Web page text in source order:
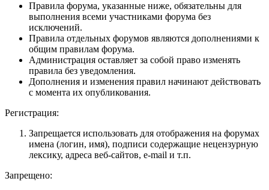
Правила форума, указанные ниже, обязательны для
выполнения всеми участниками форума без
исключений.
Правила отдельных форумов являются дополнениями к
общим правилам форума.
Администрация оставляет за собой право изменять
правила без уведомления.
Дополнения и изменения правил начинают действовать
с момента их опубликования.
Регистрация:
Запрещается использовать для отображения на форумах
имена (логин, имя), подписи содержащие нецензурную
лексику, адреса веб-сайтов, e-mail и т.п.
Запрещено: